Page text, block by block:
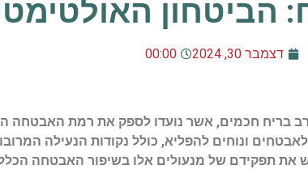
דצמבר 30, 2024 00:00
בריח חכמים, אשר נועדו לספק את רמת האבטחה
ונוחים להפליא, כולל נקודות הנעילה
תפקידם של מנעולים אלו בשיפור האבטחה